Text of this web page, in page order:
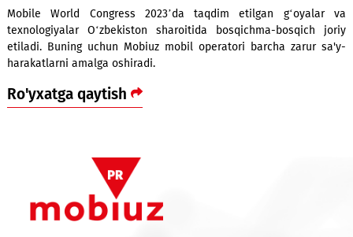
uchun mobil texnologiyalarning dunyodagi so‘nggi
xabardor bo‘lish muhim ahamiyatga ega.
Hamkorlik natijasida kompaniya yildan yilga yangi
Oʻzbekiston mobil aloqa bozorida birinchi boʻlib 2021-
tomonidan namoyish etildi va joriy yilda ularni ishga
tayyorgarlik ketmoqda.
Mobile World Congress 2023’da taqdim etilgan